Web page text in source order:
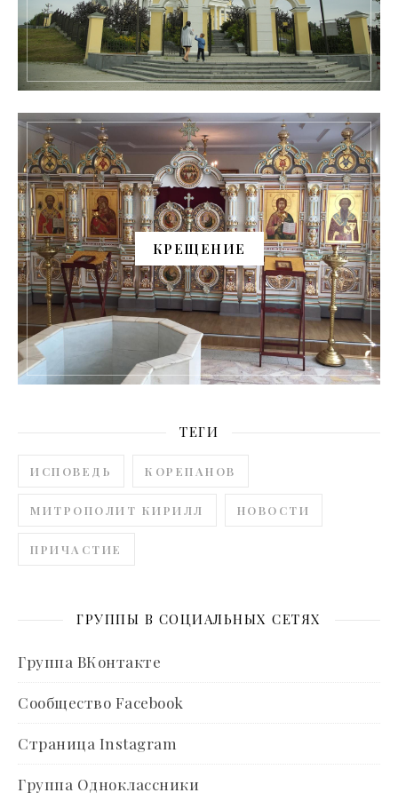
КРЕЩЕНИЕ
ТЕГИ
ИСПОВЕДЬ КОРЕПАНОВ
МИТРОПОЛИТ КИРИЛЛ НОВОСТИ
ПРИЧАСТИЕ
ГРУППЫ В СОЦИАЛЬНЫХ СЕТЯХ
Группа ВКонтакте
Сообщество Facebook
Страница Instagram
Группа Одноклассники